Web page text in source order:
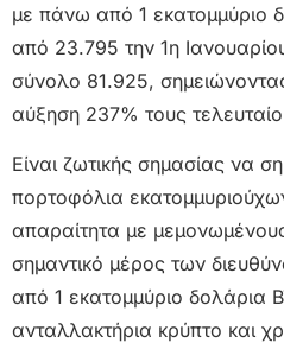
με πάνω από 1 εκατομμύριο
από 23.795 την 1η
σύνολο 81.925,
αύξηση 237% τους
Είναι ζωτικής σημασίας να
πορτοφόλια
απαραίτητα με
σημαντικό μέρος των
από 1 εκατομμύριο δολάρια
ανταλλακτήρια κρύπτο και